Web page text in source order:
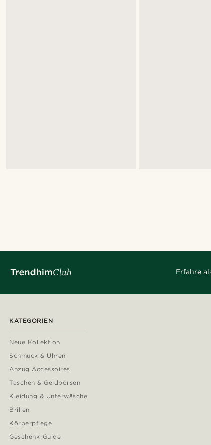
Erfahre
KATEGORIEN
Neue Kollektion
Schmuck & Uhren
Anzug Accessoires
Taschen & Geldbörsen
Kleidung & Unterwäsche
Brillen
Körperpflege
Geschenk-Guide